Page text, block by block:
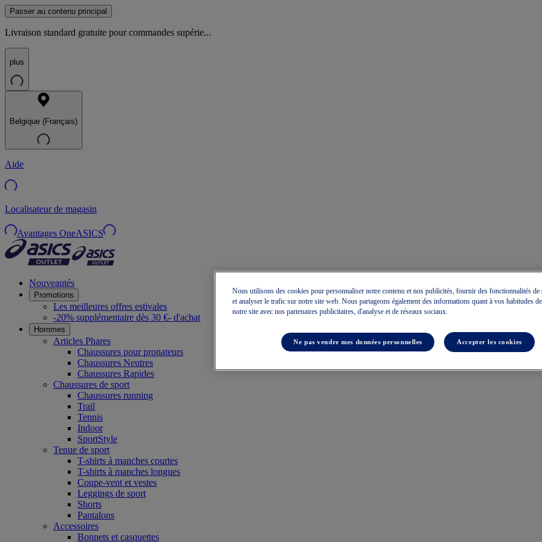
Passer au contenu principal
Livraison standard gratuite pour commandes supérie...
plus
Belgique (Français)
Aide
Localisateur de magasin
Avantages OneASICS
Nouveautés
Promotions
Les meilleures offres estivales
-20% supplémentaire dès 30 €- d'achat
Hommes
Articles Phares
Chaussures pour pronateurs
Chaussures Neutres
Chaussures Rapides
Chaussures de sport
Chaussures running
Trail
Tennis
Indoor
SportStyle
Tenue de sport
T-shirts à manches courtes
T-shirts à manches longues
Coupe-vent et vestes
Leggings de sport
Shorts
Pantalons
Accessoires
Bonnets et casquettes
Nous utilisons des cookies pour personnaliser notre contenu et nos publicités, fournir des fonctionnalités de
et analyser le trafic sur notre site web. Nous partageons également des informations quant à vos habitudes
notre site avec nos partenaires publicitaires, d'analyse et de réseaux sociaux.
Ne pas vendre mes données personnelles Accepter les cookies